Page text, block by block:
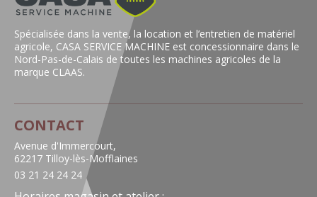
Spécialisée dans la vente, la location et l’entretien de matériel
agricole, CASA SERVICE MACHINE est concessionnaire dans le
Nord-Pas-de-Calais de toutes les machines agricoles de la
marque CLAAS.
CONTACT
Avenue d'Immercourt,
62217 Tilloy-lès-Mofflaines
03 21 24 24 24